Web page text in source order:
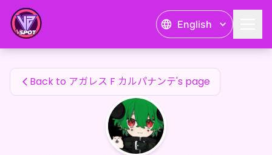
English
アガレス F カルパナンテ's Fan Items
Back to アガレス F カルパナンテ's page
アガレス F カルパナンテ's Fan Items — 24karat